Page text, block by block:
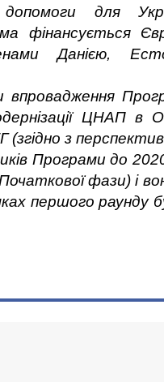
допомоги для
фінансується
Данією,
впровадження
ЦНАП
з
Програми до
фази) і
першого раунду